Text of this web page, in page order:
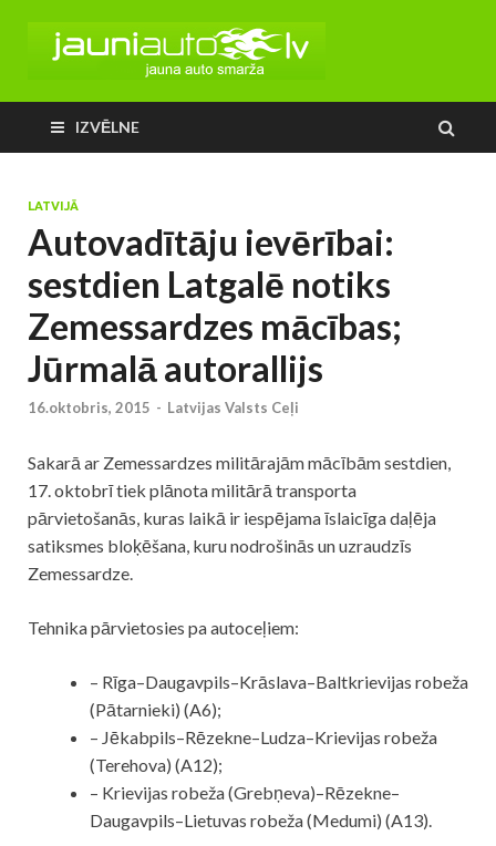
IZVĒLNE
LATVIJĀ
Autovadītāju ievērībai:
sestdien Latgalē notiks
Zemessardzes mācības;
Jūrmalā autorallijs
16.oktobris, 2015 - Latvijas Valsts Ceļi
Sakarā ar Zemessardzes militārajām mācībām sestdien,
17. oktobrī tiek plānota militārā transporta
pārvietošanās, kuras laikā ir iespējama īslaicīga daļēja
satiksmes bloķēšana, kuru nodrošinās un uzraudzīs
Zemessardze.
Tehnika pārvietosies pa autoceļiem:
– Rīga–Daugavpils–Krāslava–Baltkrievijas robeža
(Pātarnieki) (A6);
– Jēkabpils–Rēzekne–Ludza–Krievijas robeža
(Terehova) (A12);
– Krievijas robeža (Grebņeva)–Rēzekne–
Daugavpils–Lietuvas robeža (Medumi) (A13).